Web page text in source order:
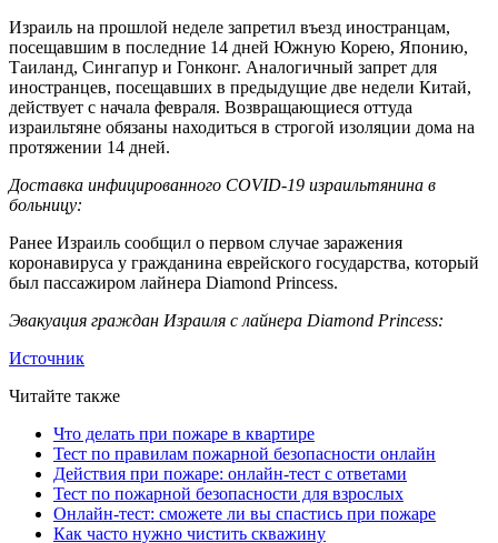
Израиль на прошлой неделе запретил въезд иностранцам,
посещавшим в последние 14 дней Южную Корею, Японию,
Таиланд, Сингапур и Гонконг. Аналогичный запрет для
иностранцев, посещавших в предыдущие две недели Китай,
действует с начала февраля. Возвращающиеся оттуда
израильтяне обязаны находиться в строгой изоляции дома на
протяжении 14 дней.
Доставка инфицированного COVID-19 израильтянина в
больницу:
Ранее Израиль сообщил о первом случае заражения
коронавируса у гражданина еврейского государства, который
был пассажиром лайнера Diamond Princess.
Эвакуация граждан Израиля с лайнера Diamond Princess:
Источник
Читайте также
Что делать при пожаре в квартире
Тест по правилам пожарной безопасности онлайн
Действия при пожаре: онлайн-тест с ответами
Тест по пожарной безопасности для взрослых
Онлайн-тест: сможете ли вы спастись при пожаре
Как часто нужно чистить скважину